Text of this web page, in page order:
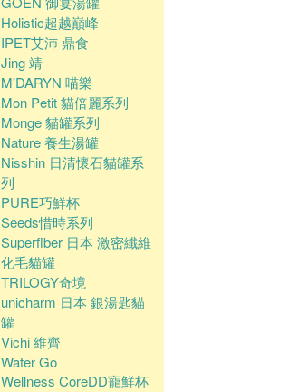
Holistic超越巔峰
IPET艾沛 鼎食
Jing 靖
M'DARYN 喵樂
Mon Petit 貓倍麗系列
Monge 貓罐系列
Nature 養生湯罐
Nisshin 日清懷石貓罐系
列
PURE巧鮮杯
Seeds惜時系列
Superfiber 日本 激密纖維
化毛貓罐
TRILOGY奇境
unicharm 日本 銀湯匙貓
罐
Vichi 維齊
Water Go
Wellness CoreDD寵鮮杯